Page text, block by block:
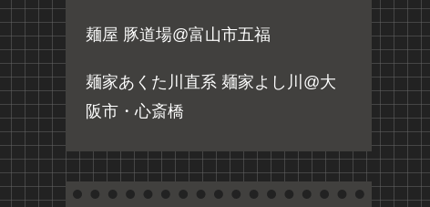
麺屋 豚道場@富山市五福
麺家あくた川直系 麺家よし川@大
阪市・心斎橋